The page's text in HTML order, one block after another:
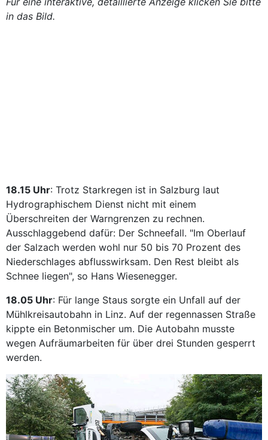
in das Bild.
18.15 Uhr: Trotz Starkregen ist in Salzburg laut
Hydrographischem Dienst nicht mit einem
Überschreiten der Warngrenzen zu rechnen.
Ausschlaggebend dafür: Der Schneefall. "Im Oberlauf
der Salzach werden wohl nur 50 bis 70 Prozent des
Niederschlages abflusswirksam. Den Rest bleibt als
Schnee liegen", so Hans Wiesenegger.
18.05 Uhr: Für lange Staus sorgte ein Unfall auf der
Mühlkreisautobahn in Linz. Auf der regennassen Straße
kippte ein Betonmischer um. Die Autobahn musste
wegen Aufräumarbeiten für über drei Stunden gesperrt
werden.